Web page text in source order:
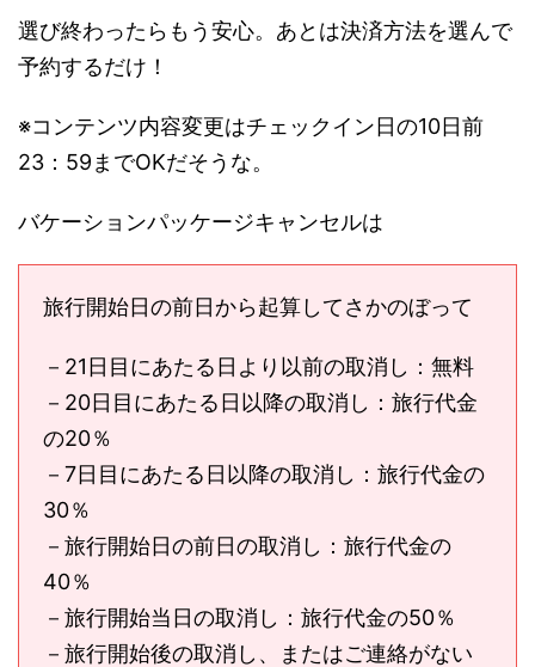
選び終わったらもう安心。あとは決済方法を選んで
予約するだけ！
※コンテンツ内容変更はチェックイン日の10日前
23：59までOKだそうな。
バケーションパッケージキャンセルは
旅行開始日の前日から起算してさかのぼって
－21日目にあたる日より以前の取消し：無料
－20日目にあたる日以降の取消し：旅行代金
の20％
－7日目にあたる日以降の取消し：旅行代金の
30％
－旅行開始日の前日の取消し：旅行代金の
40％
－旅行開始当日の取消し：旅行代金の50％
－旅行開始後の取消し、またはご連絡がない